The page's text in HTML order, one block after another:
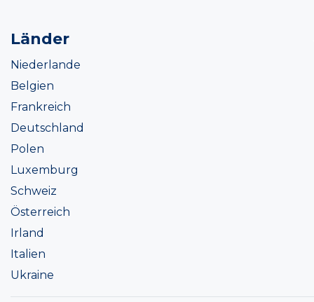
Länder
Niederlande
Belgien
Frankreich
Deutschland
Polen
Luxemburg
Schweiz
Österreich
Irland
Italien
Ukraine